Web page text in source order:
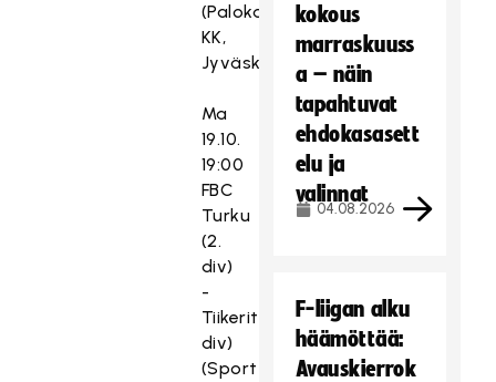
(Palokan
KK,
Jyväskylä)
Ma
19.10.
19:00
FBC
Turku
(2.
div)
-
Tiikerit (2.
div)
(Sport
kokous
marraskuuss
a – näin
tapahtuvat
ehdokasasett
elu ja
valinnat
04.08.2026
F-liigan alku
häämöttää:
Avauskierrok